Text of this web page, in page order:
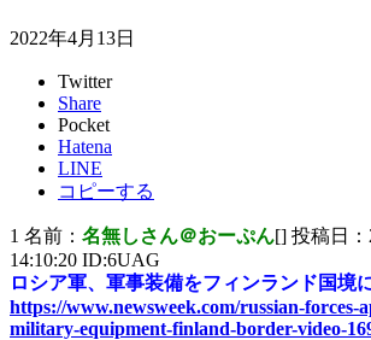
2022年4月13日
Twitter
Share
Pocket
Hatena
LINE
コピーする
1 名前： 名無しさん＠おーぷん[] 投稿日：
14:10:20 ID:6UAG
ロシア軍、軍事装備をフィンランド国境
https://www.newsweek.com/russian-forces-
military-equipment-finland-border-video-